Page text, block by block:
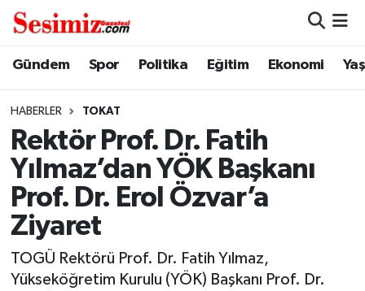
Gündem Spor Politika Eğitim Ekonomi
HABERLER TOKAT
Rektör Prof. Dr. Fatih
Yılmaz’dan YÖK Başkanı
Prof. Dr. Erol Özvar’a
Ziyaret
TOGÜ Rektörü Prof. Dr. Fatih Yılmaz,
Yükseköğretim Kurulu (YÖK) Başkanı Prof. Dr.
Dünya
Ekonomi
Genel
Gündem
Nöbetçi Eczaneler
Namaz Vakitleri
Trafik Durumu
Süper Lig Puan Durumu ve Fikstür